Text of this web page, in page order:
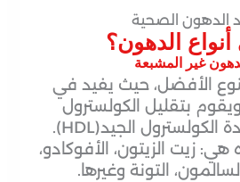
الدهون الصحية
الدهون؟
الأفضل، حيث يفيد في
بتقليل الكولسترول
الضار(LDL) وزيادة الكولسترول الجيد(HDL).
زيت الزيتون، الأفوكادو،
التونة وغيرها.